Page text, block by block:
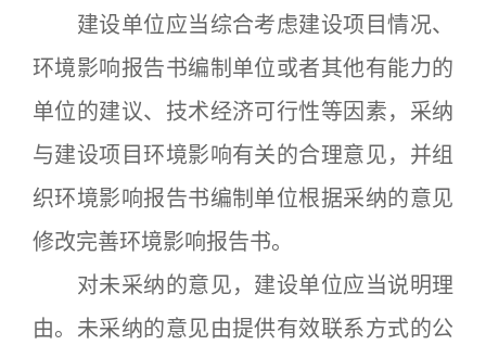
建设单位应当综合考虑建设项目情况、
环境影响报告书编制单位或者其他有能力的
单位的建议、技术经济可行性等因素，采纳
与建设项目环境影响有关的合理意见，并组
织环境影响报告书编制单位根据采纳的意见
修改完善环境影响报告书。
对未采纳的意见，建设单位应当说明理
由。未采纳的意见由提供有效联系方式的公